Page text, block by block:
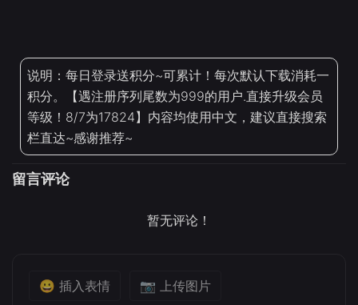
说明：每日登录送积分~可累计！每次默认下载消耗一
积分。【遇注册序列尾数为999的用户.直接升级会员
等级！8/7为17824】内容均使用中文，建议直接搜索
栏直达~感谢推荐~
留言评论
暂无评论！
😀 插入表情 📷 上传图片